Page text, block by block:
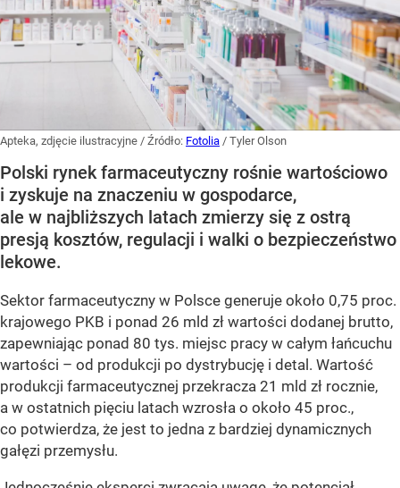
Apteka, zdjęcie ilustracyjne / Źródło: Fotolia / Tyler Olson
Polski rynek farmaceutyczny rośnie wartościowo
i zyskuje na znaczeniu w gospodarce,
ale w najbliższych latach zmierzy się z ostrą
presją kosztów, regulacji i walki o bezpieczeństwo
lekowe.
Sektor farmaceutyczny w Polsce generuje około 0,75 proc.
krajowego PKB i ponad 26 mld zł wartości dodanej brutto,
zapewniając ponad 80 tys. miejsc pracy w całym łańcuchu
wartości – od produkcji po dystrybucję i detal. Wartość
produkcji farmaceutycznej przekracza 21 mld zł rocznie,
a w ostatnich pięciu latach wzrosła o około 45 proc.,
co potwierdza, że jest to jedna z bardziej dynamicznych
gałęzi przemysłu.